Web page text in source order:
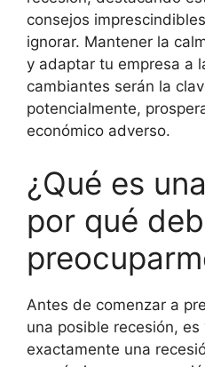
consejos
ignorar. Mantener la
y adaptar tu empresa a
cambiantes serán la
potencialmente,
económico adverso.
¿Qué es
por qué
Antes de comenzar a
una posible recesión,
exactamente una